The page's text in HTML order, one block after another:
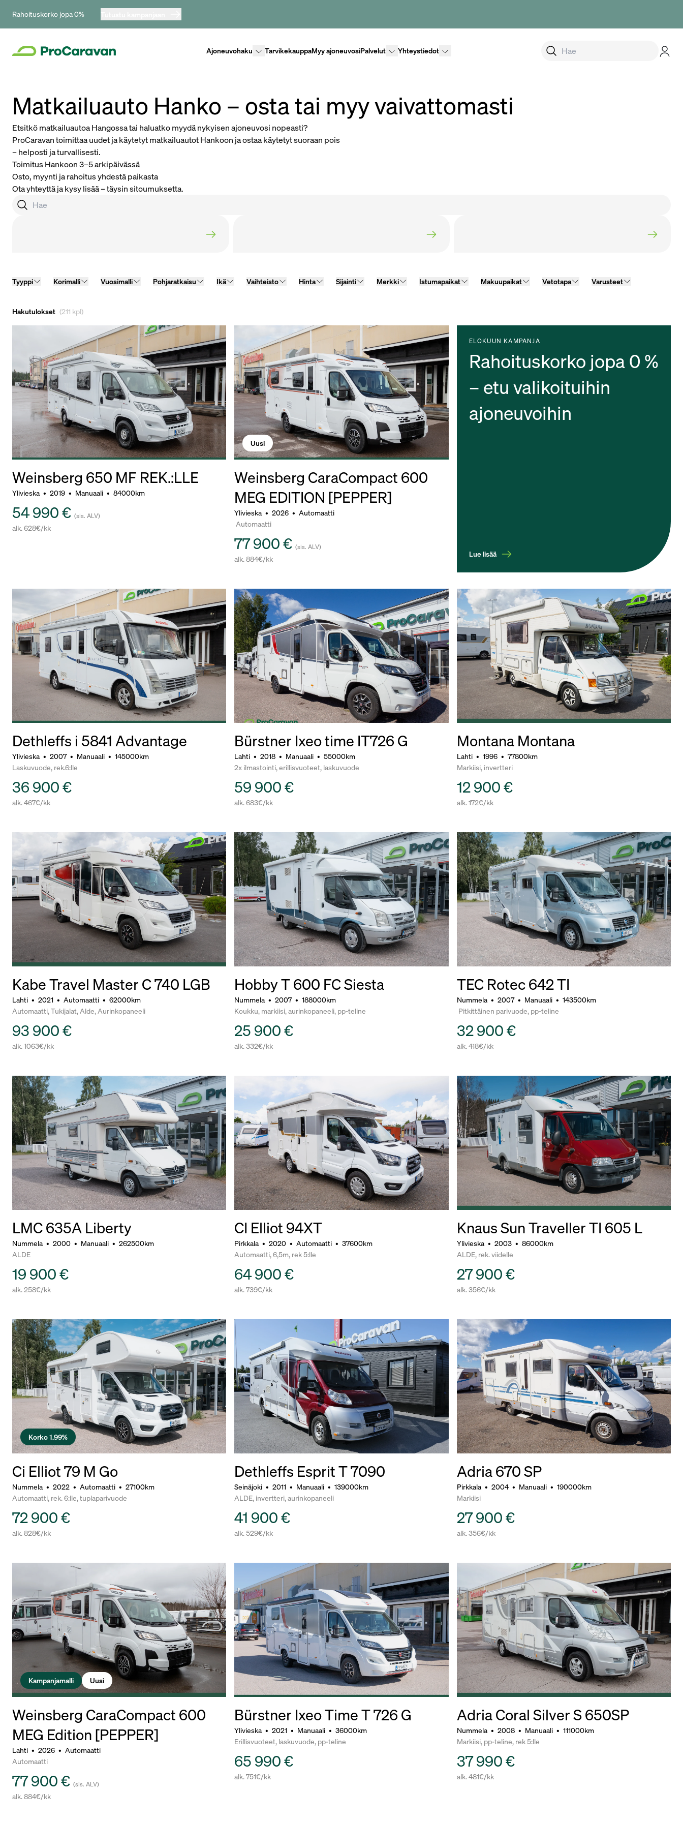
Rahoituskorko jopa 0%
AjoneuvohakuLisävalikko
TarvikekauppaMyy ajoneuvosiPalvelutLisävalikko
YhteystiedotLisävalikko
Matkailuauto Hanko – osta tai myy vaivattomasti
Etsitkö matkailuautoa Hangossa tai haluatko myydä nykyisen ajoneuvosi nopeasti?
ProCaravan toimittaa uudet ja käytetyt matkailuautot Hankoon ja ostaa käytetyt suoraan pois
– helposti ja turvallisesti.
Toimitus Hankoon 3–5 arkipäivässä
Osto, myynti ja rahoitus yhdestä paikasta
Ota yhteyttä ja kysy lisää – täysin sitoumuksetta.
Tyyppi Korimalli Vuosimalli Pohjaratkaisu Ikä Vaihteisto Hinta Sijainti Merkki Istumapaikat Makuupaikat Vetotapa Varusteet
Hakutulokset (211 kpl)
Weinsberg 650 MF REK.:LLE
Ylivieska • 2019 • Manuaali • 84000km
54 990 € (sis. ALV)
alk. 628€/kk
Uusi
Weinsberg CaraCompact 600
MEG EDITION [PEPPER]
Ylivieska • 2026 • Automaatti
Automaatti
77 900 €(sis. ALV)
alk. 884€/kk
ELOKUUN KAMPANJA
Rahoituskorko jopa 0 %
– etu valikoituihin
ajoneuvoihin
Lue lisää
Dethleffs i 5841 Advantage
Ylivieska • 2007 • Manuaali • 145000km
Laskuvuode, rek.6:lle
36 900 €
alk. 467€/kk
Bürstner Ixeo time IT726 G
Lahti • 2018 • Manuaali • 55000km
2x ilmastointi, erillisvuoteet, laskuvuode
59 900 €
alk. 683€/kk
Montana Montana
Lahti • 1996 • 77800km
Markiisi, invertteri
12 900 €
alk. 172€/kk
Kabe Travel Master C 740 LGB
Lahti • 2021 • Automaatti • 62000km
Automaatti, Tukijalat, Alde, Aurinkopaneeli
93 900 €
alk. 1063€/kk
Hobby T 600 FC Siesta
Nummela • 2007 • 188000km
Koukku, markiisi, aurinkopaneeli, pp-teline
25 900 €
alk. 332€/kk
TEC Rotec 642 TI
Nummela • 2007 • Manuaali • 143500km
Pitkittäinen parivuode, pp-teline
32 900 €
alk. 418€/kk
LMC 635A Liberty
Nummela • 2000 • Manuaali • 262500km
ALDE
19 900 €
alk. 258€/kk
CI Elliot 94XT
Pirkkala • 2020 • Automaatti • 37600km
Automaatti, 6,5m, rek 5:lle
64 900 €
alk. 739€/kk
Knaus Sun Traveller TI 605 L
Ylivieska • 2003 • 86000km
ALDE, rek. viidelle
27 900 €
alk. 356€/kk
Korko 1.99%
Ci Elliot 79 M Go
Nummela • 2022 • Automaatti • 27100km
Automaatti, rek. 6:lle, tuplaparivuode
72 900 €
alk. 828€/kk
Dethleffs Esprit T 7090
Seinäjoki • 2011 • Manuaali • 139000km
ALDE, invertteri, aurinkopaneeli
41 900 €
alk. 529€/kk
Adria 670 SP
Pirkkala • 2004 • Manuaali • 190000km
Markiisi
27 900 €
alk. 356€/kk
Kampanjamalli Uusi
Weinsberg CaraCompact 600
MEG Edition [PEPPER]
Lahti • 2026 • Automaatti
Automaatti
77 900 € (sis. ALV)
alk. 884€/kk
Bürstner Ixeo Time T 726 G
Ylivieska • 2021 • Manuaali • 36000km
Erillisvuoteet, laskuvuode, pp-teline
65 990 €
alk. 751€/kk
Adria Coral Silver S 650SP
Nummela • 2008 • Manuaali • 111000km
Markiisi, pp-teline, rek 5:lle
37 990 €
alk. 481€/kk